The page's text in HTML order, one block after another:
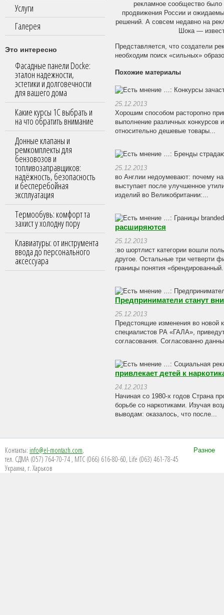
Услуги
Галерея
Это интересно
Фасадные панели Docke:
эталон надежности,
эстетики и долговечности
для вашего дома
Какие курсы 1С выбрать и
на что обратить внимание
Донные клапаны и
ремкомплекты для
бензовозов и
топливозаправщиков:
надёжность, безопасность
и бесперебойная
эксплуатация
Термообувь: комфорт та
захист у холодну пору
Клавиатуры: от инструмента
ввода до персонального
аксессуара
рекламное сообщество было
продвижения России и
решений. А совсем недавно на
Шока —
Представляется, что создатели
необходим поиск «сильных»
Похожие материалы
25.12.2013
Хорошим способом расторопно
выполнение различных конкурсов
относительно дешевые товары...
25.12.2013
во Англии недоумевают: почему
выступает после улучшенное
изделий во Великобритании:...
расширяются
25.12.2013
:во шортлист категории вошли
другое. Остальные три четверти
границы понятия
Предприниматели станут
25.12.2013
Предстоящие изменения во новой
специалистов РА «ГАЛА»,
согласования. Согласованно
привлекает детей к
24.12.2013
Начиная со 1980-х годов Страна
борьбе со наркотиками. Изучая
выводам: оказалось, что после...
Контакты: info@el-montazh.com,
тел. СДМА (057) 764-70-74 , МТС (066) 616-80-60, Life (063) 461-78-45
Украина, г. Харьков
Разное